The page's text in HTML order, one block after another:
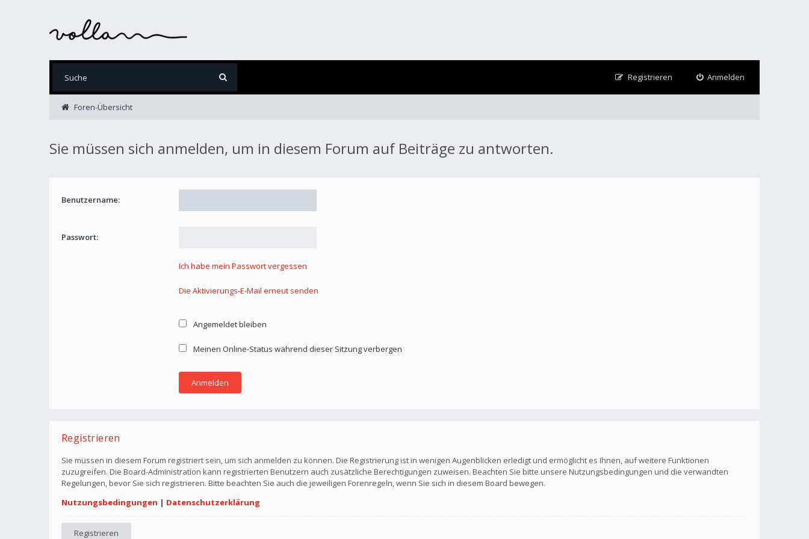
Anmelden
Registrieren
Foren-Übersicht
Sie müssen sich anmelden, um in diesem Forum auf Beiträge zu antworten.
Benutzername:
Passwort:
Ich habe mein Passwort vergessen
Die Aktivierungs-E-Mail erneut senden
Angemeldet bleiben
Meinen Online-Status während dieser Sitzung verbergen
Registrieren
Sie müssen in diesem Forum registriert sein, um sich anmelden zu können. Die Registrierung ist in wenigen Augenblicken erledigt und ermöglicht es Ihnen, auf weitere Funktionen
zuzugreifen. Die Board-Administration kann registrierten Benutzern auch zusätzliche Berechtigungen zuweisen. Beachten Sie bitte unsere Nutzungsbedingungen und die verwandten
Regelungen, bevor Sie sich registrieren. Bitte beachten Sie auch die jeweiligen Forenregeln, wenn Sie sich in diesem Board bewegen.
Nutzungsbedingungen | Datenschutzerklärung
Registrieren